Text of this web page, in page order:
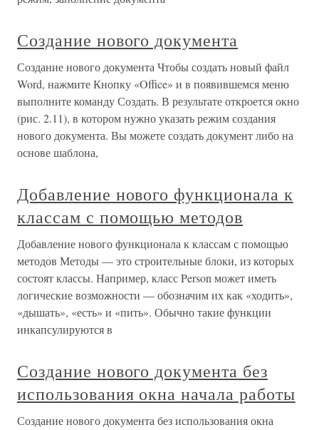
Создание нового документа
Создание нового документа Чтобы создать новый файл
Word, нажмите Кнопку «Office» и в появившемся меню
выполните команду Создать. В результате откроется окно
(рис. 2.11), в котором нужно указать режим создания
нового документа. Вы можете создать документ либо на
основе шаблона,
Добавление нового функционала к
классам с помощью методов
Добавление нового функционала к классам с помощью
методов Методы — это строительные блоки, из которых
состоят классы. Например, класс Person может иметь
логические возможности — обозначим их как «ходить»,
«дышать», «есть» и «пить». Обычно такие функции
инкапсулируются в
Создание нового документа без
использования окна начала работы
Создание нового документа без использования окна